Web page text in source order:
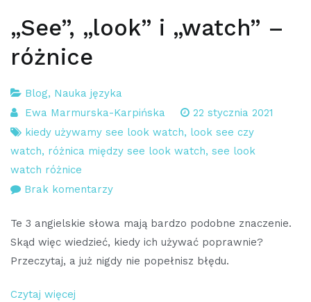
„See”, „look” i „watch” –
różnice
Blog, Nauka języka
Ewa Marmurska-Karpińska
22 stycznia 2021
kiedy używamy see look watch, look see czy
watch, różnica między see look watch, see look
watch różnice
Brak komentarzydo
„look”
„watch”
Te 3 angielskie słowa mają bardzo podobne znaczenie.
Skąd więc wiedzieć, kiedy ich używać poprawnie?
Przeczytaj, a już nigdy nie popełnisz błędu.
Czytaj więcej